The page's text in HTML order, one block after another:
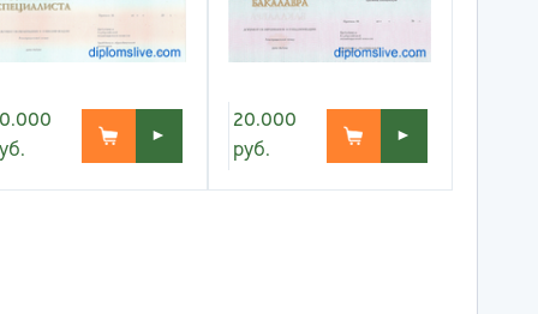
Уфа
Чебоксары
Челябинск
Череповец
►
20.000
руб.
►